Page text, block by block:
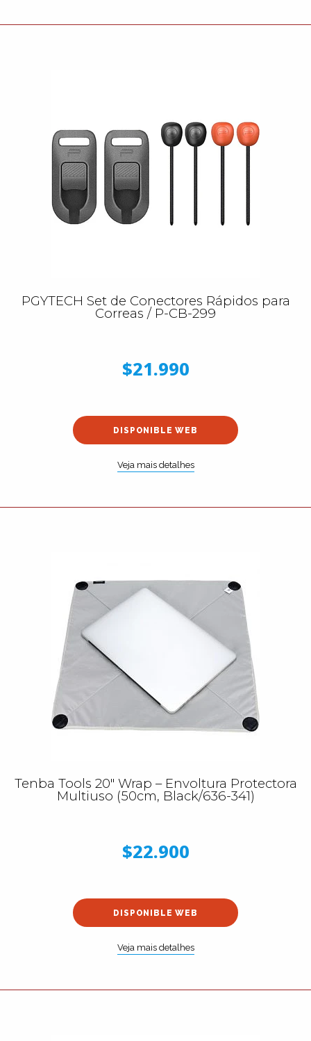
PGYTECH Set de Conectores Rápidos para
Correas / P-CB-299
$21.990
DISPONIBLE WEB
Veja mais detalhes
Tenba Tools 20″ Wrap – Envoltura Protectora
Multiuso (50cm, Black/636-341)
$22.900
DISPONIBLE WEB
Veja mais detalhes